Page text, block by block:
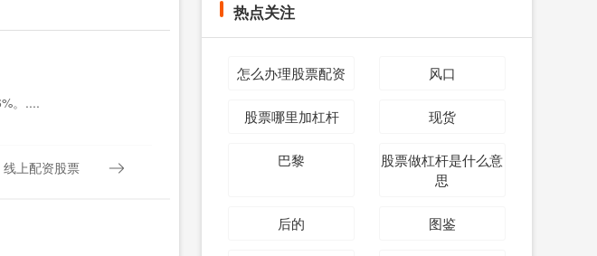
。....
线上配资股票
热点关注
怎么办理股票配资 风口
股票哪里加杠杆 现货
巴黎
股票做杠杆是什么意
思
后的 图鉴